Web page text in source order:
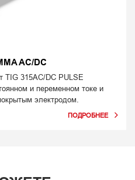
AC/DC
TIG 315AC/DC PULSE
и переменном токе и
электродом.